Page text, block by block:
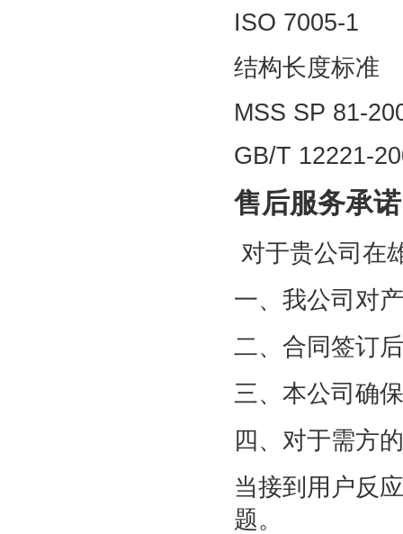
ISO 7005-1
结构长度标准
MSS SP 81-
GB/T 12221-
售后服务承诺
对于贵公司在
一、我公司对
二、合同签订
三、本公司确
四、对于需方
当接到用户反
题。